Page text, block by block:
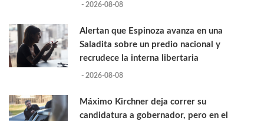
- 2026-08-08
Alertan que Espinoza avanza en una
Saladita sobre un predio nacional y
recrudece la interna libertaria
- 2026-08-08
Máximo Kirchner deja correr su
candidatura a gobernador, pero en el